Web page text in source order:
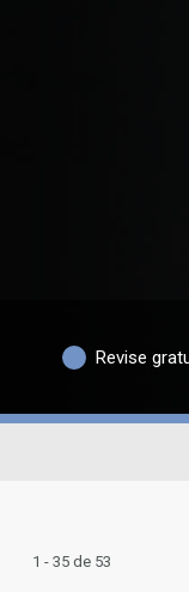
Revise
1 - 35 de 53